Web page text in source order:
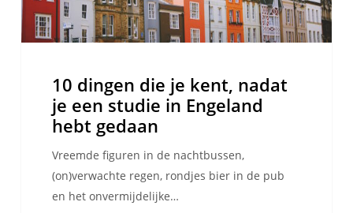
studie
in
gedaan10 dingen die je kent, nadat
je een studie in Engeland
hebt gedaan
Vreemde figuren in de nachtbussen,
(on)verwachte regen, rondjes bier in de pub
en het onvermijdelijke…